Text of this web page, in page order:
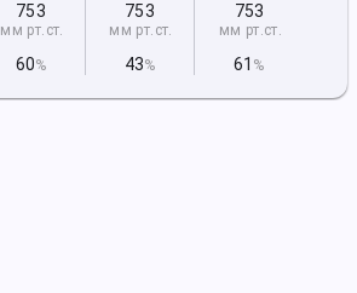
753
мм рт.ст.
60%
753
мм рт.ст.
43%
753
мм рт.ст.
61 %